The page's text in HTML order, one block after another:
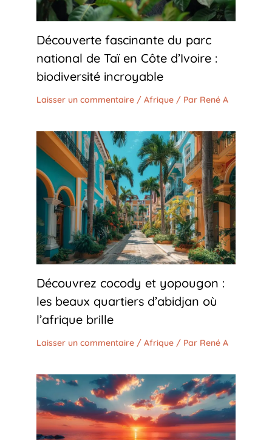
Découverte fascinante du parc
national de Taï en Côte d’Ivoire :
biodiversité incroyable
Laisser un commentaire / Afrique / Par René A
Découvrez cocody et yopougon :
les beaux quartiers d’abidjan où
l’afrique brille
Laisser un commentaire / Afrique / Par René A